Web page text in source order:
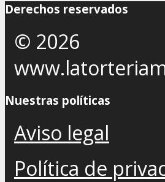
Derechos reservados
© 2026
Nuestras políticas
Aviso legal
Política de